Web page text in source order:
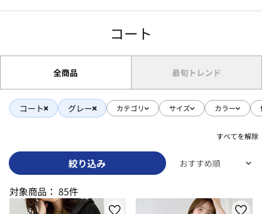
コート
全商品 最旬トレンド
コート グレー カテゴリ サイズ カラー
すべてを解除
絞り込み
対象商品： 85件